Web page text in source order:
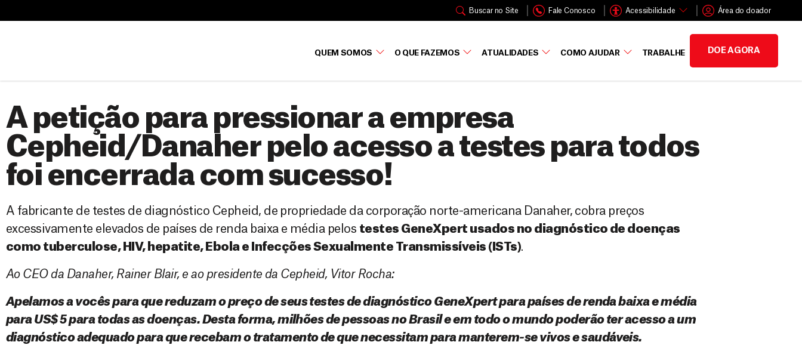
Buscar no Site Fale Conosco Acessibilidade Área do doador
QUEM SOMOS O QUE FAZEMOS ATUALIDADES COMO AJUDAR TRABALHE DOE AGORA
c
r
A petição para pressionar a empresa
Cepheid/Danaher pelo acesso a testes para todos
foi encerrada com sucesso!
A fabricante de testes de diagnóstico Cepheid, de propriedade da corporação norte-americana Danaher, cobra preços
excessivamente elevados de países de renda baixa e média pelos testes GeneXpert usados no diagnóstico de doenças
como tuberculose, HIV, hepatite, Ebola e Infecções Sexualmente Transmissíveis (ISTs).
Ao CEO da Danaher, Rainer Blair, e ao presidente da Cepheid, Vitor Rocha:
Apelamos a vocês para que reduzam o preço de seus testes de diagnóstico GeneXpert para países de renda baixa e média
para US$ 5 para todas as doenças. Desta forma, milhões de pessoas no Brasil e em todo o mundo poderão ter acesso a um
diagnóstico adequado para que recebam o tratamento de que necessitam para manterem-se vivos e saudáveis.
a